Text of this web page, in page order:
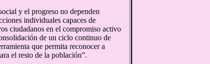
y el progreso no dependen
individuales capaces de
ciudadanos en el compromiso activo
de un ciclo continuo de
que permita reconocer a
el resto de la población”.